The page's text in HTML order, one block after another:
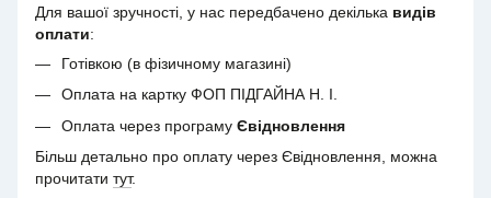
Для вашої зручності, у нас передбачено декілька видів
оплати:
Готівкою (в фізичному магазині)
Оплата на картку ФОП ПІДГАЙНА Н. І.
Оплата через програму Євідновлення
Більш детально про оплату через Євідновлення, можна
прочитати тут.